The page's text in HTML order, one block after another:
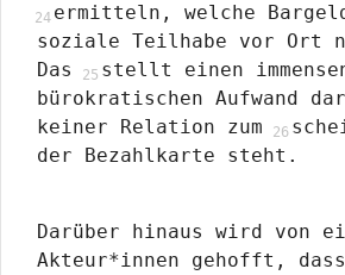
ermitteln, welche
soziale Teilhabe vor Ort
Das
stellt einen
bürokratischen Aufwand
keiner Relation zum
der Bezahlkarte steht.
Darüber hinaus wird von
Akteur*innen gehofft,